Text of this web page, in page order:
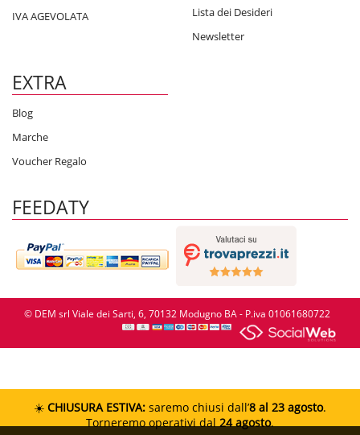
IVA AGEVOLATA
Lista dei Desideri
Newsletter
EXTRA
Blog
Marche
Voucher Regalo
FEEDATY
© DEM srl Viale dei Sarti, 6, 70132 Modugno BA - P.iva 01061680722
☀️ CHIUSURA ESTIVA: saremo chiusi dall’8 al 23 agosto.
Torneremo operativi dal24 agosto.